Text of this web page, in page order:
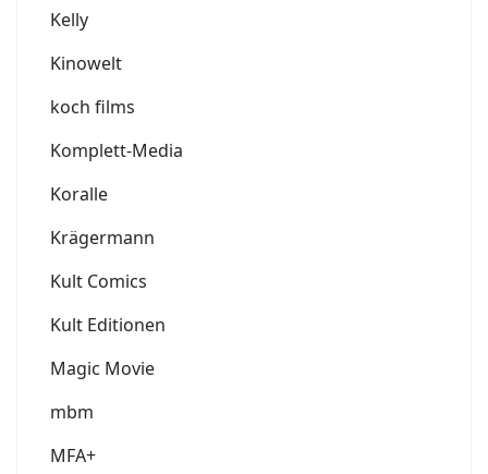
Kelly
Kinowelt
koch films
Komplett-Media
Koralle
Krägermann
Kult Comics
Kult Editionen
Magic Movie
mbm
MFA+